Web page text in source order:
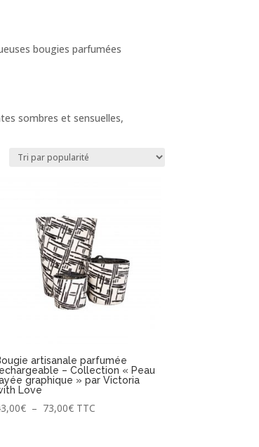
bougies parfumées
sombres et sensuelles,
artisanale parfumée
– Collection « Peau
graphique » par Victoria
Love
€ – 73,00€Plage
TTC